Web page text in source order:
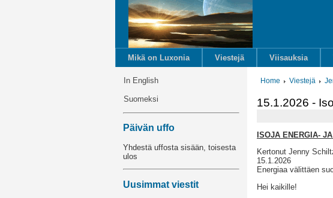
Mikä on Luxonia Viestejä Viisauksia
In English
Suomeksi
Päivän uffo
Yhdestä uffosta sisään, toisesta
ulos
Uusimmat viestit
Home Viestejä
15.1.2026 -
ISOJA ENERGIA-
Kertonut Jenny
15.1.2026
Energiaa välittäen
Hei kaikille!